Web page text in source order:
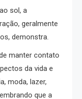
sol, a
geralmente
demonstra.
manter contato
da vida e
moda, lazer,
que a